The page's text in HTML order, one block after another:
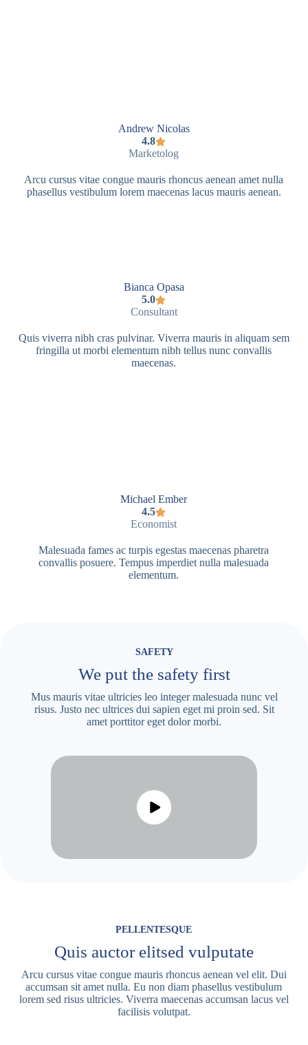
Andrew Nicolas
4.8
Marketolog
Arcu cursus vitae congue mauris rhoncus aenean amet nulla
phasellus vestibulum lorem maecenas lacus mauris aenean.
Bianca Opasa
5.0
Consultant
Quis viverra nibh cras pulvinar. Viverra mauris in aliquam sem
fringilla ut morbi elementum nibh tellus nunc convallis
maecenas.
Michael Ember
4.5
Economist
Malesuada fames ac turpis egestas maecenas pharetra
convallis posuere. Tempus imperdiet nulla malesuada
elementum.
SAFETY
We put the safety first
Mus mauris vitae ultricies leo integer malesuada nunc vel
risus. Justo nec ultrices dui sapien eget mi proin sed. Sit
amet porttitor eget dolor morbi.
PELLENTESQUE
Quis auctor elitsed vulputate
Arcu cursus vitae congue mauris rhoncus aenean vel elit. Dui
accumsan sit amet nulla. Eu non diam phasellus vestibulum
lorem sed risus ultricies. Viverra maecenas accumsan lacus vel
facilisis volutpat.